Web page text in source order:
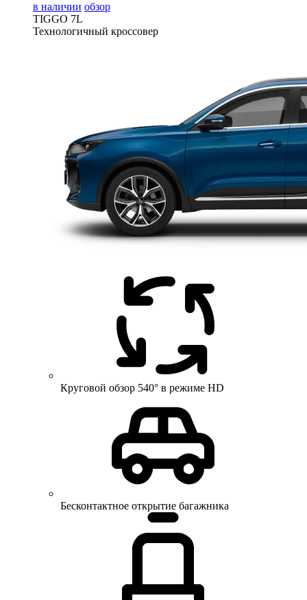
в наличии обзор
TIGGO 7L
Технологичный кроссовер
Круговой обзор 540° в режиме HD
Бесконтактное открытие багажника